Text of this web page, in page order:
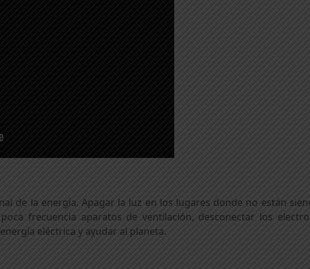
de la energía. Apagar la luz en los lugares donde no están
frecuencia aparatos de ventilación, desconectar los
eléctrica y ayudar al planeta.